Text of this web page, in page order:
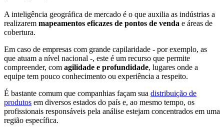
A inteligência geográfica de mercado é o que auxilia as indústrias a
realizarem mapeamentos eficazes de pontos de venda e áreas de
cobertura.
Em caso de empresas com grande capilaridade - por exemplo, as
que atuam a nível nacional -, este é um recurso que permite
compreender, com agilidade e profundidade, lugares onde a
equipe tem pouco conhecimento ou experiência a respeito.
É bastante comum que companhias façam sua distribuição de
produtos em diversos estados do país e, ao mesmo tempo, os
profissionais responsáveis pela análise estejam concentrados em uma
região específica.